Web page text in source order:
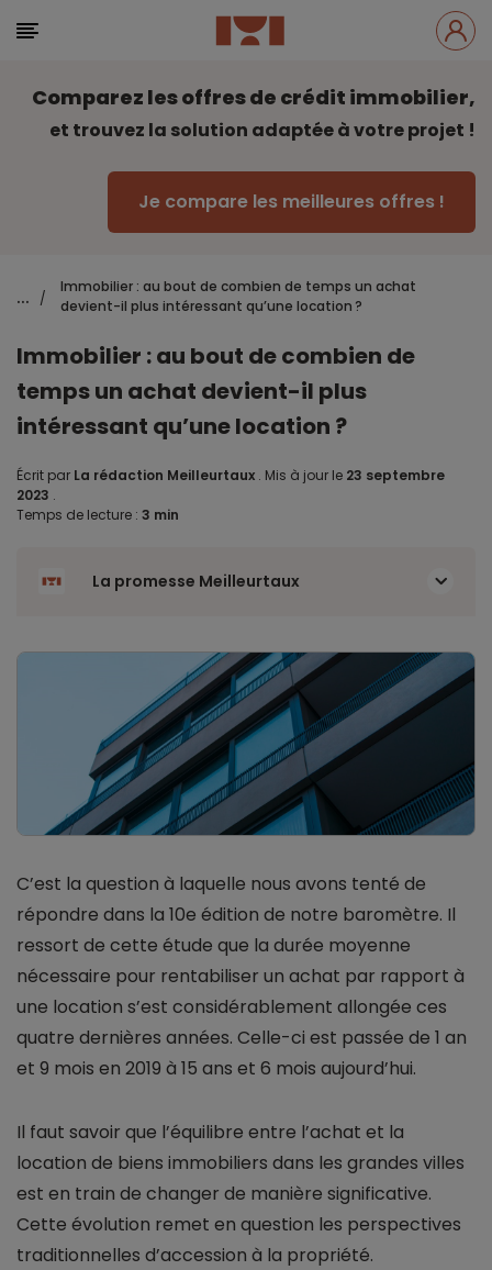
Comparez les offres de crédit immobilier,
et trouvez la solution adaptée à votre projet !
Je compare les meilleures offres !
... /
Immobilier : au bout de combien de temps un achat
devient-il plus intéressant qu’une location ?
Immobilier : au bout de combien de
temps un achat devient-il plus
intéressant qu’une location ?
Écrit par La rédaction Meilleurtaux . Mis à jour le 23 septembre
2023 .
Temps de lecture : 3 min
La promesse Meilleurtaux
C’est la question à laquelle nous avons tenté de
répondre dans la 10e édition de notre baromètre. Il
ressort de cette étude que la durée moyenne
nécessaire pour rentabiliser un achat par rapport à
une location s’est considérablement allongée ces
quatre dernières années. Celle-ci est passée de 1 an
et 9 mois en 2019 à 15 ans et 6 mois aujourd’hui.
Il faut savoir que l’équilibre entre l’achat et la
location de biens immobiliers dans les grandes villes
est en train de changer de manière significative.
Cette évolution remet en question les perspectives
traditionnelles d’accession à la propriété.